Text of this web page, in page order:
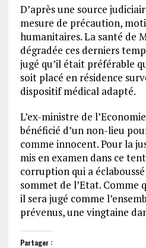
D’après une source
mesure de précaution,
humanitaires. La santé de
dégradée ces derniers
jugé qu’il était préférable
soit placé en résidence
dispositif médical adapté.
L’ex-ministre de
bénéficié d’un non-lieu
comme innocent. Pour la
mis en examen dans ce
corruption qui a
sommet de l’Etat. Comme
il sera jugé comme
prévenus, une vingtaine
Partager :